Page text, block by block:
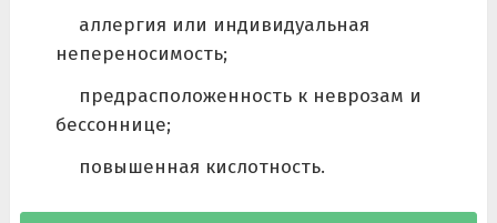
аллергия или индивидуальная
непереносимость;
предрасположенность к неврозам и
бессоннице;
повышенная кислотность.